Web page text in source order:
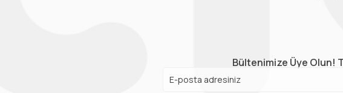
Bültenimize Üye Olun!